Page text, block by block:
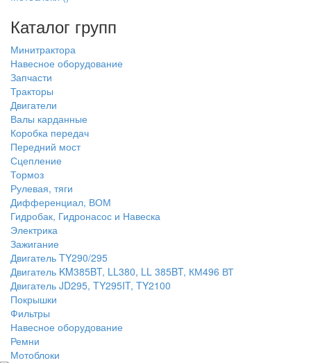
Каталог групп
Минитрактора
Навесное оборудование
Запчасти
Тракторы
Двигатели
Валы карданные
Коробка передач
Передний мост
Сцепление
Тормоз
Рулевая, тяги
Дифференциал, ВОМ
Гидробак, Гидронасос и Навеска
Электрика
Зажигание
Двигатель TY290/295
Двигатель KM385BT, LL380, LL 385BT, КМ496 ВТ
Двигатель JD295, TY295IT, TY2100
Покрышки
Фильтры
Навесное оборудование
Ремни
Мотоблоки